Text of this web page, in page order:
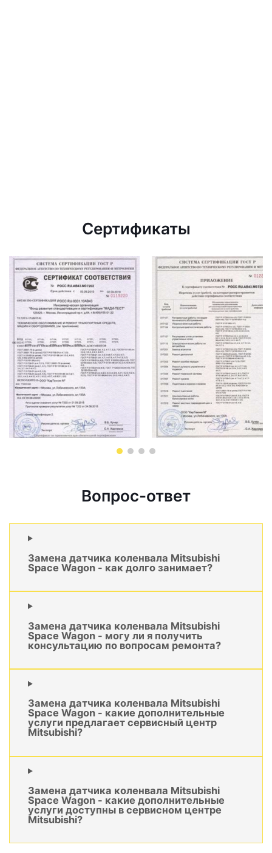
Сертификаты
Вопрос-ответ
Замена датчика коленвала Mitsubishi
Space Wagon - как долго занимает?
Замена датчика коленвала Mitsubishi
Space Wagon - могу ли я получить
консультацию по вопросам ремонта?
Замена датчика коленвала Mitsubishi
Space Wagon - какие дополнительные
услуги предлагает сервисный центр
Mitsubishi?
Замена датчика коленвала Mitsubishi
Space Wagon - какие дополнительные
услуги доступны в сервисном центре
Mitsubishi?